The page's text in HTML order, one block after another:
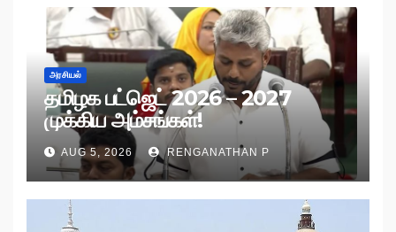
அரசியல்
தமிழக பட்ஜெட் 2026 – 2027
முக்கிய அம்சங்கள்!
AUG 5, 2026 RENGANATHAN P